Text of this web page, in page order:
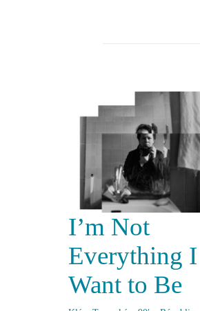
I’m Not
Everything I
Want to Be